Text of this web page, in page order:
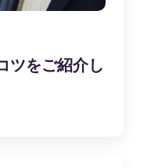
ツをご紹介し